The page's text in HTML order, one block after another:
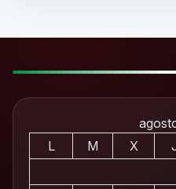
L
M X